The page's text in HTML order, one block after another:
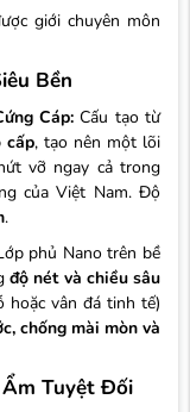
giới chuyên môn
Bền
Cáp: Cấu tạo từ
cấp, tạo nên một lõi
vỡ ngay cả trong
của Việt Nam. Độ
.
phủ Nano trên bề
độ nét và chiều sâu
hoặc vân đá tinh tế)
chống mài mòn và
Ẩm Tuyệt Đối